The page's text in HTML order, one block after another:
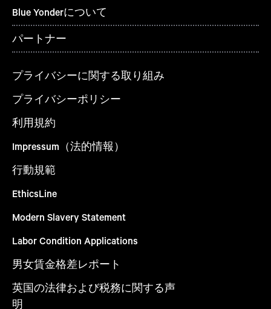
Blue Yonderについて
パートナー
プライバシーに関する取り組み
プライバシーポリシー
利用規約
Impressum（法的情報）
行動規範
EthicsLine
Modern Slavery Statement
Labor Condition Applications
男女賃金格差レポート
英国の法律および税務に関する声
明